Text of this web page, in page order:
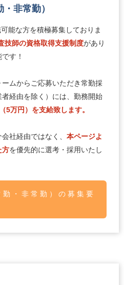
非常勤）
能な方を積極募集しておりま
技師の資格取得支援制度があり
す！
ムからご応募いただき常勤採
経由を除く）には、勤務開始
5万円）を支給致します。
社経由ではなく、 本ページよ
方を優先的に選考・採用いたし
・非常勤）の募集要